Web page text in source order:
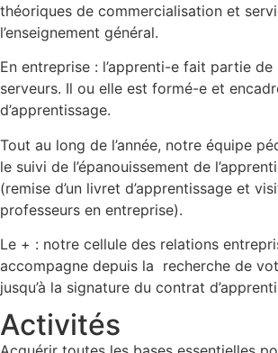
théoriques de commercialisation et
l’enseignement général.
En entreprise : l’apprenti-e fait partie
serveurs. Il ou elle est formé-e et
d’apprentissage.
Tout au long de l’année, notre équipe
le suivi de l’épanouissement de
(remise d’un livret d’apprentissage et
professeurs en entreprise).
Le + : notre cellule des relations
accompagne depuis la recherche de
jusqu’à la signature du contrat
Activités